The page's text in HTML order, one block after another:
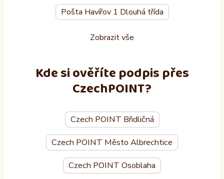
Pošta Havířov 1 Dlouhá třída
Zobrazit vše
Kde si ověříte podpis přes
CzechPOINT?
Czech POINT Břidličná
Czech POINT Město Albrechtice
Czech POINT Osoblaha